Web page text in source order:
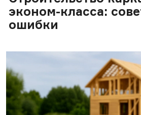
эконом-класса:
ошибки